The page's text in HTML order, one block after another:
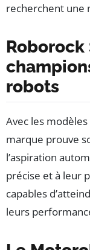
recherchent une
Roborock
robots
Avec les modèles
marque prouve
l’aspiration
précise et à leur
capables
leurs